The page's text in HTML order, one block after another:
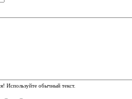
Используйте обычный текст.